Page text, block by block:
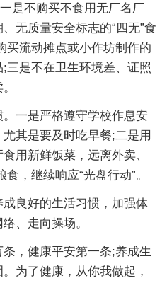
是不购买不食用无厂名厂
无质量安全标志的“四无”食
买流动摊点或小作坊制作的
三是不在卫生环境差、证照
一是严格遵守学校作息安
其是要及时吃早餐;二是用
用新鲜饭菜，远离外卖、
，继续响应“光盘行动”。
良好的生活习惯，加强体
、走向操场。
，健康平安第一条;养成生
为了健康，从你我做起，